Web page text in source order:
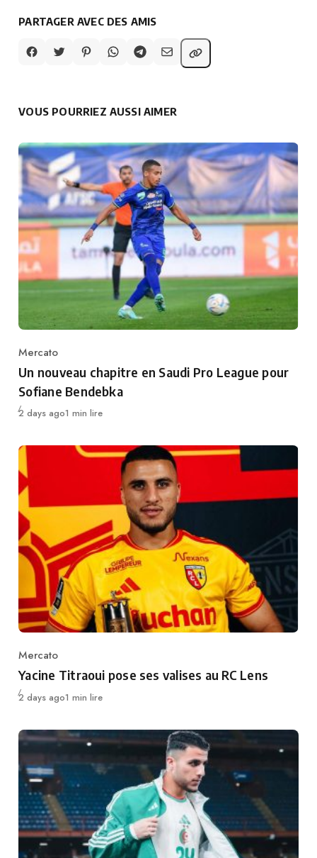
PARTAGER AVEC DES AMIS
VOUS POURRIEZ AUSSI AIMER
Category
Mercato
Un nouveau chapitre en Saudi Pro League pour
Sofiane Bendebka
Publié
2 days ago1 min lire
Category
Mercato
Yacine Titraoui pose ses valises au RC Lens
Publié
2 days ago1 min lire